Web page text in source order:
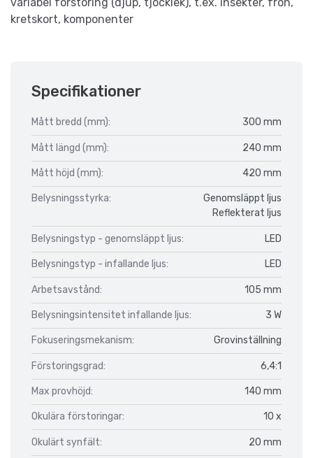
kretskort, komponenter
Specifikationer
Mått bredd (mm): 300 mm
Mått längd (mm): 240 mm
Mått höjd (mm): 420 mm
Belysningsstyrka:
Genomsläppt ljus
Reflekterat ljus
Belysningstyp - genomsläppt ljus: LED
Belysningstyp - infallande ljus: LED
Arbetsavstånd: 105 mm
Belysningsintensitet infallande ljus: 3 W
Fokuseringsmekanism: Grovinställning
Förstoringsgrad: 6,4:1
Max provhöjd: 140 mm
Okulära förstoringar: 10 x
Okulärt synfält: 20 mm